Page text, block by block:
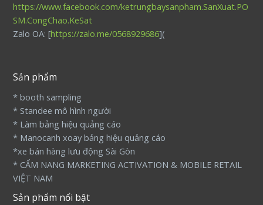
https://www.facebook.com/ketrungbaysanpham.SanXuat.PO
SM.CongChao.KeSat
Zalo OA: [https://zalo.me/0568929686](
Sản phẩm
* booth sampling
* Standee mô hình người
* Làm bảng hiệu quảng cáo
* Manocanh xoay bảng hiệu quảng cáo
*xe bán hàng lưu động Sài Gòn
* CẨM NANG MARKETING ACTIVATION & MOBILE RETAIL
VIỆT NAM
Sản phẩm nổi bật